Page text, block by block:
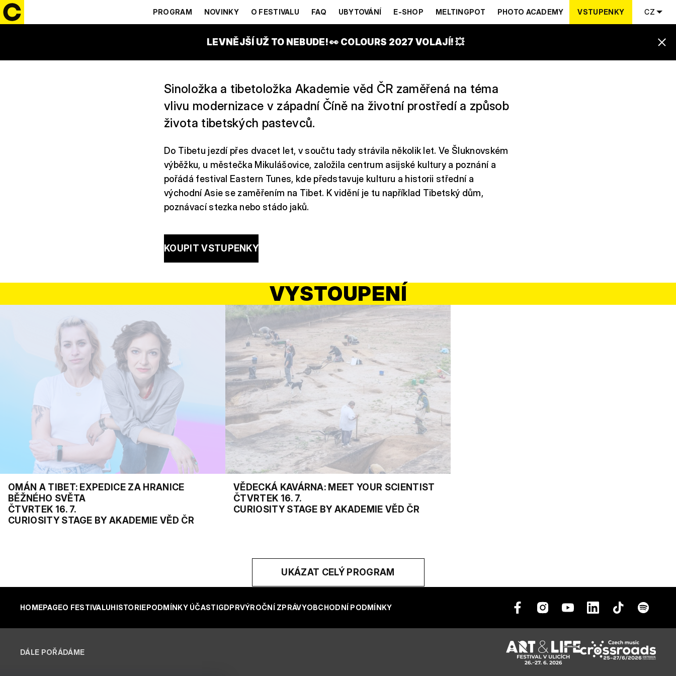
PROGRAM NOVINKY O FESTIVALU FAQ UBYTOVÁNÍ E-SHOP MELTINGPOT PHOTO ACADEMY VSTUPENKY CZ
LEVNĚJŠÍ UŽ TO NEBUDE! 👀 COLOURS 2027 VOLAJÍ! 💥
JARMILA PTÁČKOVÁ
Sinoložka a tibetoložka Akademie věd ČR zaměřená na téma
vlivu modernizace v západní Číně na životní prostředí a způsob
života tibetských pastevců.
Do Tibetu jezdí přes dvacet let, v součtu tady strávila několik let. Ve Šluknovském
výběžku, u městečka Mikulášovice, založila centrum asijské kultury a poznání a
pořádá festival Eastern Tunes, kde představuje kulturu a historii střední a
východní Asie se zaměřením na Tibet. K vidění je tu například Tibetský dům,
poznávací stezka nebo stádo jaků.
KOUPIT VSTUPENKY
VYSTOUPENÍ
OMÁN A TIBET: EXPEDICE ZA HRANICE
BĚŽNÉHO SVĚTA
ČTVRTEK 16. 7.
CURIOSITY STAGE BY AKADEMIE VĚD ČR
VĚDECKÁ KAVÁRNA: MEET YOUR SCIENTIST
ČTVRTEK 16. 7.
CURIOSITY STAGE BY AKADEMIE VĚD ČR
UKÁZAT CELÝ PROGRAM
HOMEPAGEO FESTIVALUHISTORIEPODMÍNKY ÚČASTIGDPRVÝROČNÍ ZPRÁVYOBCHODNÍ PODMÍNKY
DÁLE POŘÁDÁME